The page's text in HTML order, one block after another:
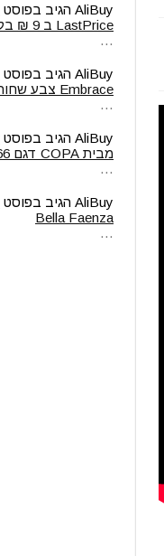
AliBuy הגיב בפוסט
LastPrice ב 9 ₪ בלבד
…
AliBuy הגיב בפוסט
Embrace צבע שחור
…
AliBuy הגיב בפוסט
מבית COPA דגם 16166
…
AliBuy הגיב בפוסט
Bella Faenza
…